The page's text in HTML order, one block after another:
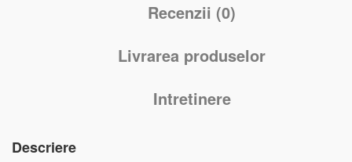
Recenzii (0)
Livrarea produselor
Intretinere
Descriere